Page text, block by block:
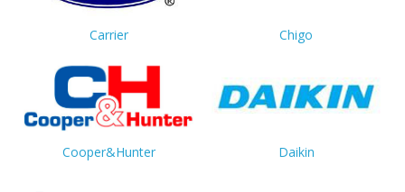
Carrier Chigo
Cooper&Hunter Daikin